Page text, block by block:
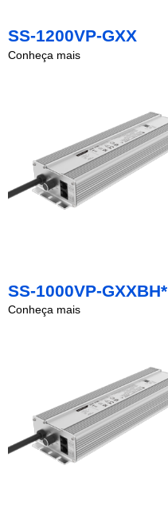
SS-1200VP-GXX
Conheça mais
SS-1000VP-GXXBH*
Conheça mais